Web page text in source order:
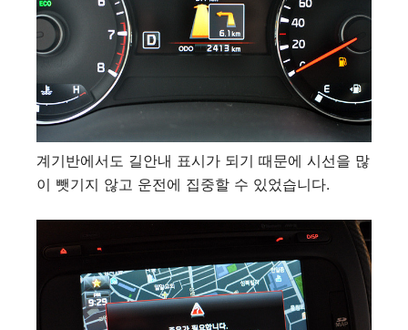
계기반에서도 길안내 표시가 되기 때문에 시선을 많
이 뺏기지 않고 운전에 집중할 수 있었습니다.